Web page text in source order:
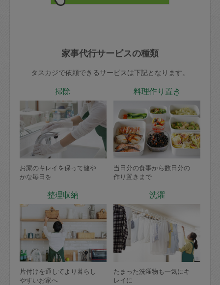
家事代行サービスの種類
タスカジで依頼できるサービスは下記となります。
掃除
お家のキレイを保って健や
かな毎日を
料理作り置き
当日分の食事から数日分の
作り置きまで
整理収納
片付けを通してより暮らし
やすいお家へ
洗濯
たまった洗濯物も一気にキ
レイに